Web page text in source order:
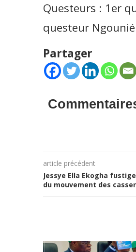
Questeurs : 1er
questeur
Partager
article précédent
Jessye Ella Ekogha
du mouvement des